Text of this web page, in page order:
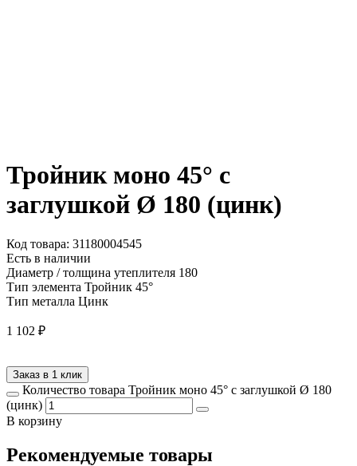
Тройник моно 45° с
заглушкой Ø 180 (цинк)
Код товара: 31180004545
Есть в наличии
Диаметр / толщина утеплителя 180
Тип элемента Тройник 45°
Тип металла Цинк
1 102 ₽
Заказ в 1 клик
Количество товара Тройник моно 45° с заглушкой Ø 180
(цинк)
В корзину
Рекомендуемые товары